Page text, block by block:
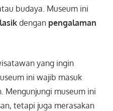
budaya. Museum ini
dengan pengalaman
yang ingin
ini wajib masuk
Mengunjungi museum ini
tetapi juga merasakan